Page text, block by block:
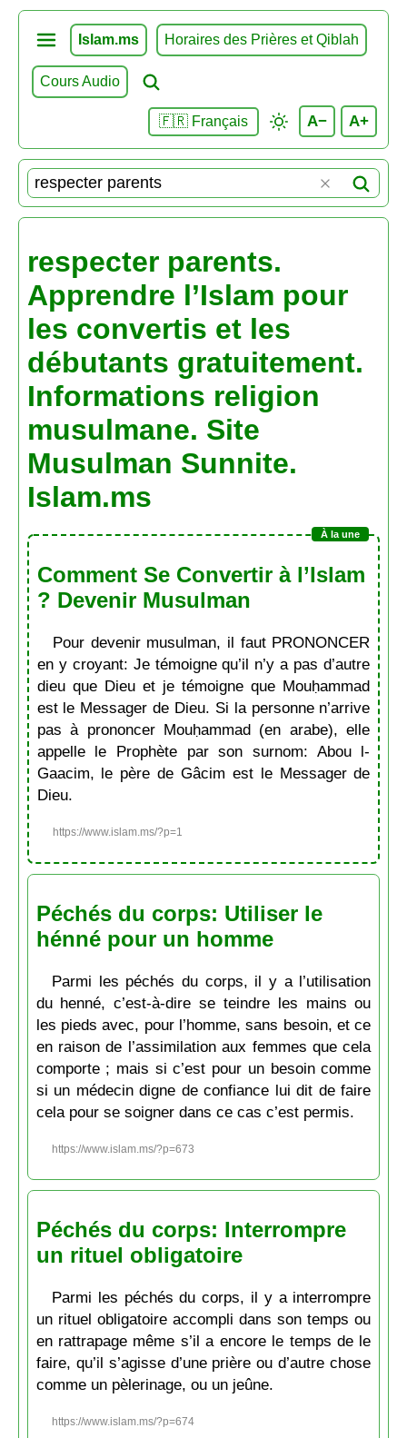
Islam.ms Horaires des Prières et Qiblah
Cours Audio
🇫🇷 Français A− A+
respecter parents.
Apprendre l’Islam pour
les convertis et les
débutants gratuitement.
Informations religion
musulmane. Site
Musulman Sunnite.
Islam.ms
Comment Se Convertir à l’Islam
? Devenir Musulman
Pour devenir musulman, il faut PRONONCER
en y croyant: Je témoigne qu’il n’y a pas d’autre
dieu que Dieu et je témoigne que Mouḥammad
est le Messager de Dieu. Si la personne n’arrive
pas à prononcer Mouḥammad (en arabe), elle
appelle le Prophète par son surnom: Abou l-
Gaacim, le père de Gâcim est le Messager de
Dieu.
https://www.islam.ms/?p=1
Péchés du corps: Utiliser le
hénné pour un homme
Parmi les péchés du corps, il y a l’utilisation
du henné, c’est-à-dire se teindre les mains ou
les pieds avec, pour l’homme, sans besoin, et ce
en raison de l’assimilation aux femmes que cela
comporte ; mais si c’est pour un besoin comme
si un médecin digne de confiance lui dit de faire
cela pour se soigner dans ce cas c’est permis.
https://www.islam.ms/?p=673
Péchés du corps: Interrompre
un rituel obligatoire
Parmi les péchés du corps, il y a interrompre
un rituel obligatoire accompli dans son temps ou
en rattrapage même s’il a encore le temps de le
faire, qu’il s’agisse d’une prière ou d’autre chose
comme un pèlerinage, ou un jeûne.
https://www.islam.ms/?p=674